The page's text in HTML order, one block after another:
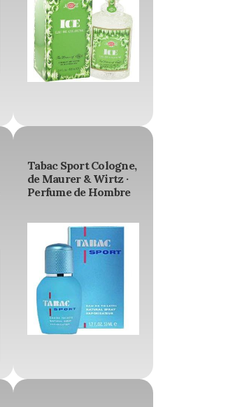
Tabac Sport Cologne,
de Maurer & Wirtz ·
Perfume de Hombre